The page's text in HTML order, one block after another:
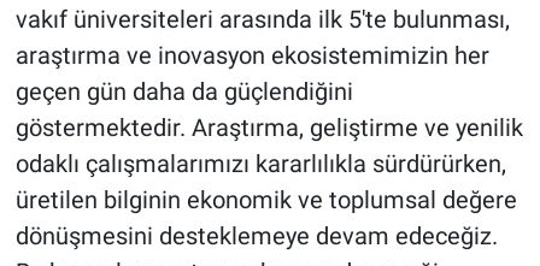
vakıf üniversiteleri arasında ilk 5'te bulunması,
araştırma ve inovasyon ekosistemimizin her
geçen gün daha da güçlendiğini
göstermektedir. Araştırma, geliştirme ve yenilik
odaklı çalışmalarımızı kararlılıkla sürdürürken,
üretilen bilginin ekonomik ve toplumsal değere
dönüşmesini desteklemeye devam edeceğiz.